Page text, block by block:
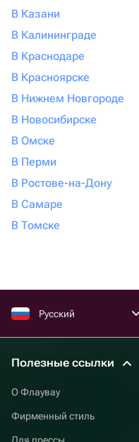
В Казани
В Калининграде
В Краснодаре
В Красноярске
В Нижнем Новгороде
В Новосибирске
В Омске
В Перми
В Ростове-на-Дону
В Самаре
В Томске
Русский
Полезные ссылки
О Флаувау
Фирменный стиль